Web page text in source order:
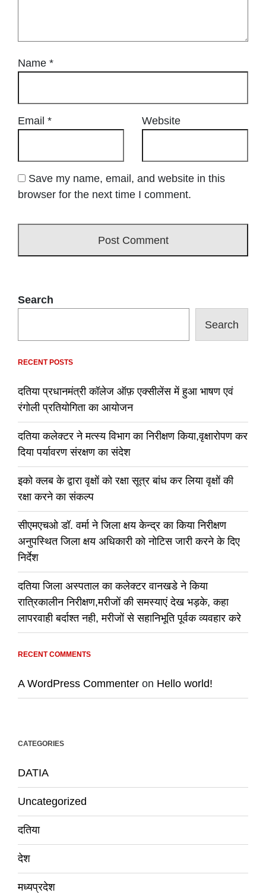
Name *
Email * Website
Save my name, email, and website in this
browser for the next time I comment.
Search
Search
RECENT POSTS
दतिया प्रधानमंत्री कॉलेज ऑफ़ एक्सीलेंस में हुआ भाषण एवं
रंगोली प्रतियोगिता का आयोजन
दतिया कलेक्टर ने मत्स्य विभाग का निरीक्षण किया,वृक्षारोपण कर
दिया पर्यावरण संरक्षण का संदेश
इको क्लब के द्वारा वृक्षों को रक्षा सूत्र बांध कर लिया वृक्षों की
रक्षा करने का संकल्प
सीएमएचओ डॉ. वर्मा ने जिला क्षय केन्द्र का किया निरीक्षण
अनुपस्थित जिला क्षय अधिकारी को नोटिस जारी करने के दिए
निर्देश
दतिया जिला अस्पताल का कलेक्टर वानखडे ने किया
रात्रिकालीन निरीक्षण,मरीजों की समस्याएं देख भड़के, कहा
लापरवाही बर्दाश्त नही, मरीजों से सहानिभूति पूर्वक व्यवहार करे
RECENT COMMENTS
A WordPress Commenter on Hello world!
CATEGORIES
DATIA
Uncategorized
दतिया
देश
मध्यप्रदेश